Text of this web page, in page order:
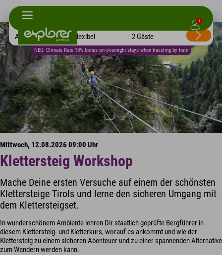
1
NEU: Climate Rate 10% bonus on overnight stays when traveling by train
Alle Hotels Flexibel 2 Gäste
Mittwoch, 12.08.2026 09:00 Uhr
Klettersteig Workshop
Mache Deine ersten Versuche auf einem der schönsten
Klettersteige Tirols und lerne den sicheren Umgang mit
dem Klettersteigset.
In wunderschönem Ambiente lehren Dir staatlich geprüfte Bergführer in
diesem Klettersteig- und Kletterkurs, worauf es ankommt und wie der
Klettersteig zu einem sicheren Abenteuer und zu einer spannenden Alternative
zum Wandern werden kann.